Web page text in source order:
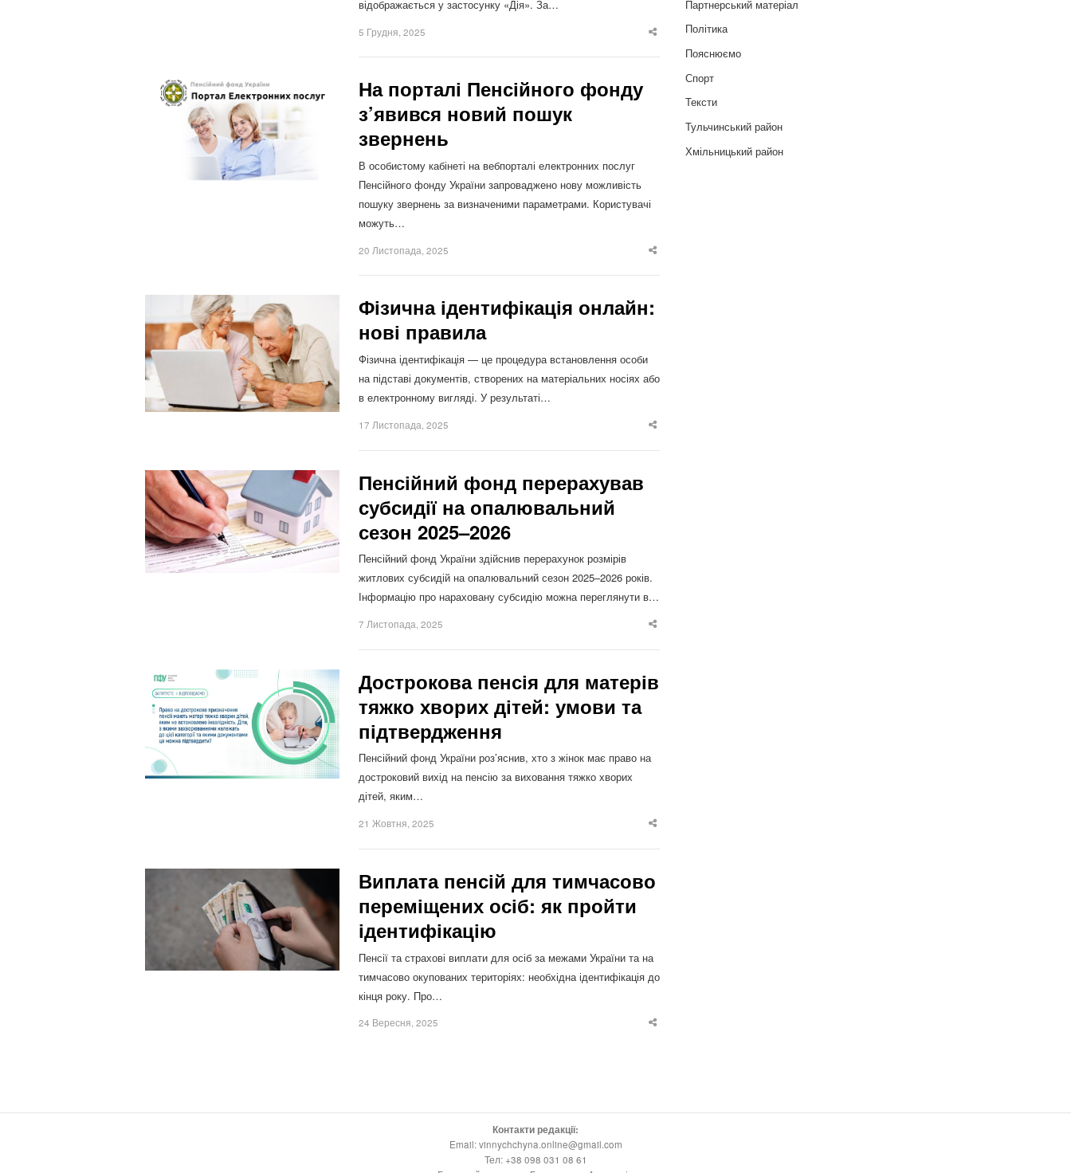
відображається у застосунку «Дія». За…
5 Грудня, 2025
Share
На порталі Пенсійного фонду
з’явився новий пошук
звернень
В особистому кабінеті на вебпорталі електронних послуг
Пенсійного фонду України запроваджено нову можливість
пошуку звернень за визначеними параметрами. Користувачі
можуть…
20 Листопада, 2025
Share
Фізична ідентифікація онлайн:
нові правила
Фізична ідентифікація — це процедура встановлення особи
на підставі документів, створених на матеріальних носіях або
в електронному вигляді. У результаті…
17 Листопада, 2025
Share
Пенсійний фонд перерахував
субсидії на опалювальний
сезон 2025–2026
Пенсійний фонд України здійснив перерахунок розмірів
житлових субсидій на опалювальний сезон 2025–2026 років.
Інформацію про нараховану субсидію можна переглянути в…
7 Листопада, 2025
Share
Дострокова пенсія для матерів
тяжко хворих дітей: умови та
підтвердження
Пенсійний фонд України роз’яснив, хто з жінок має право на
достроковий вихід на пенсію за виховання тяжко хворих
дітей, яким…
21 Жовтня, 2025
Share
Виплата пенсій для тимчасово
переміщених осіб: як пройти
ідентифікацію
Пенсії та страхові виплати для осіб за межами України та на
тимчасово окупованих територіях: необхідна ідентифікація до
кінця року. Про…
24 Вересня, 2025
Share
Партнерський матеріал
Політика
Пояснюємо
Спорт
Тексти
Тульчинський район
Хмільницький район
Контакти редакції:
Email: vinnychchyna.online@gmail.com
Тел: +38 098 031 08 61